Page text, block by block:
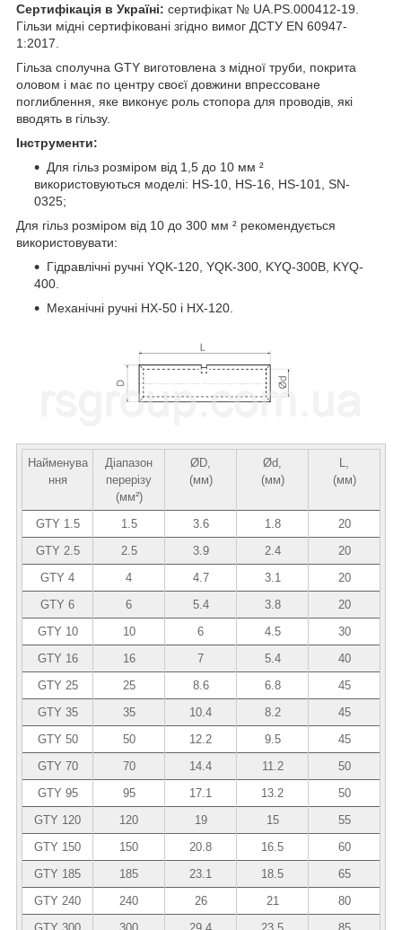
Сертифікація в Україні: сертифікат № UA.PS.000412-19.
Гільзи мідні сертифіковані згідно вимог ДСТУ EN 60947-
1:2017.
Гільза сполучна GTY виготовлена ​​з мідної труби, покрита
оловом і має по центру своєї довжини впрессоване
поглиблення, яке виконує роль стопора для проводів, які
вводять в гільзу.
Інструменти:
Для гільз розміром від 1,5 до 10 мм ²
використовуються моделі: HS-10, HS-16, HS-101, SN-
0325;
Для гільз розміром від 10 до 300 мм ² рекомендується
використовувати:
Гідравлічні ручні YQK-120, YQK-300, KYQ-300B, KYQ-
400.
Механічні ручні HX-50 і HX-120.
Найменува
ння
Діапазон
перерізу
(мм²)
ØD,
(мм)
Ød,
(мм)
L,
(мм)
GTY 1.5 1.5 3.6 1.8
20
GTY 2.5
2.5 3.9 2.4
20
GTY 4
4 4.7 3.1
20
GTY 6
6 5.4 3.8
20
GTY 10
10 6 4.5
30
GTY 16
16 7 5.4
40
GTY 25
25 8.6 6.8
45
GTY 35
35 10.4 8.2
45
GTY 50
50 12.2 9.5
45
GTY 70
70 14.4 11.2
50
GTY 95
95 17.1 13.2
50
GTY 120
120 19 15
55
GTY 150
150 20.8 16.5
60
GTY 185
185 23.1 18.5
65
GTY 240
240 26 21
80